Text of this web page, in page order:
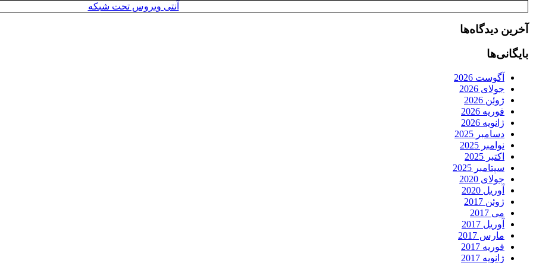
آنتی ویروس تحت شبکه
آخرین دیدگاه‌ها
بایگانی‌ها
آگوست 2026
جولای 2026
ژوئن 2026
فوریه 2026
ژانویه 2026
دسامبر 2025
نوامبر 2025
اکتبر 2025
سپتامبر 2025
جولای 2020
آوریل 2020
ژوئن 2017
می 2017
آوریل 2017
مارس 2017
فوریه 2017
ژانویه 2017